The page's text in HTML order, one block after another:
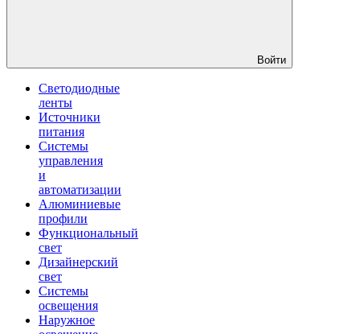
Войти
Светодиодные
ленты
Источники
питания
Системы
управления
и
автоматизации
Алюминиевые
профили
Функциональный
свет
Дизайнерский
свет
Системы
освещения
Наружное